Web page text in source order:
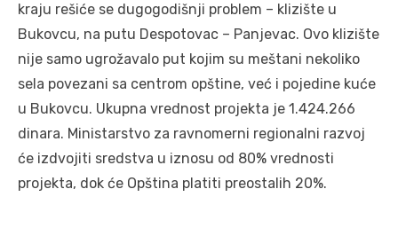
kraju rešiće se dugogodišnji problem – klizište u
Bukovcu, na putu Despotovac – Panjevac. Ovo klizište
nije samo ugrožavalo put kojim su meštani nekoliko
sela povezani sa centrom opštine, već i pojedine kuće
u Bukovcu. Ukupna vrednost projekta je 1.424.266
dinara. Ministarstvo za ravnomerni regionalni razvoj
će izdvojiti sredstva u iznosu od 80% vrednosti
projekta, dok će Opština platiti preostalih 20%.